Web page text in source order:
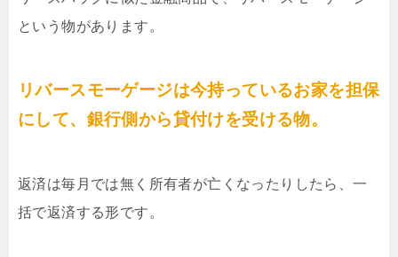
という物があります。
リバースモーゲージは今持っているお家を担保
にして、銀行側から貸付けを受ける物。
返済は毎月では無く所有者が亡くなったりしたら、一
括で返済する形です。